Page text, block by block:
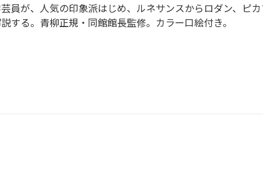
員が、人気の印象派はじめ、ルネサンスからロダン、ピ
する。青柳正規・同館館長監修。カラー口絵付き。